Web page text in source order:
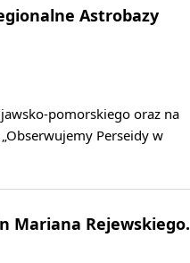
Astrobazy
pomorskiego oraz na
Perseidy w
Mariana Rejewskiego.